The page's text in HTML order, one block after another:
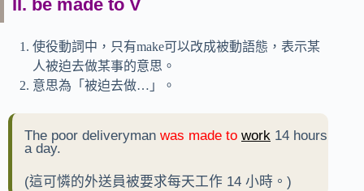
II. be made to V
使役動詞中，只有make可以改成被動語態，表示某
人被迫去做某事的意思。
意思為「被迫去做…」。
The poor deliveryman was made to work 14 hours
a day.
(這可憐的外送員被要求每天工作 14 小時。)